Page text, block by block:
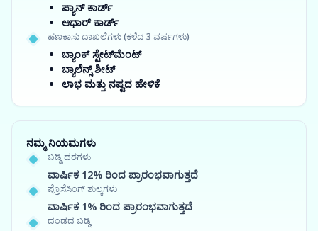
ಪ್ಯಾನ್ ಕಾರ್ಡ್
ಆಧಾರ್ ಕಾರ್ಡ್
ಹಣಕಾಸು ದಾಖಲೆಗಳು (ಕಳೆದ 3 ವರ್ಷಗಳು)
ಬ್ಯಾಂಕ್ ಸ್ಟೇಟ್‌ಮೆಂಟ್
ಬ್ಯಾಲೆನ್ಸ್ ಶೀಟ್
ಲಾಭ ಮತ್ತು ನಷ್ಟದ ಹೇಳಿಕೆ
ನಮ್ಮ ನಿಯಮಗಳು
ಬಡ್ಡಿ ದರಗಳು
ವಾರ್ಷಿಕ 12% ರಿಂದ ಪ್ರಾರಂಭವಾಗುತ್ತದೆ
ಪ್ರೊಸೆಸಿಂಗ್ ಶುಲ್ಕಗಳು
ವಾರ್ಷಿಕ 1% ರಿಂದ ಪ್ರಾರಂಭವಾಗುತ್ತದೆ
ದಂಡದ ಬಡ್ಡಿ